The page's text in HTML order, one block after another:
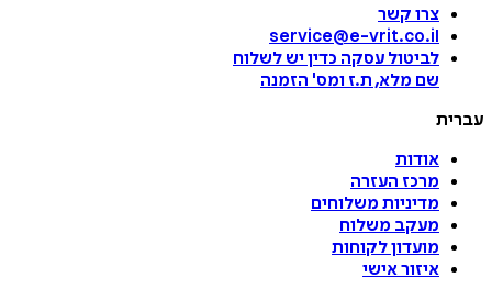
צרו קשר
service@e-vrit.co.il
לביטול עסקה כדין יש לשלוח
שם מלא, ת.ז ומס' הזמנה
עברית
אודות
מרכז העזרה
מדיניות משלוחים
מעקב משלוח
מועדון לקוחות
איזור אישי